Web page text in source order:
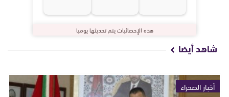
هذه الإحصائيات يتم تحديثها يوميا
شاهد أيضا
أخبار الصحراء